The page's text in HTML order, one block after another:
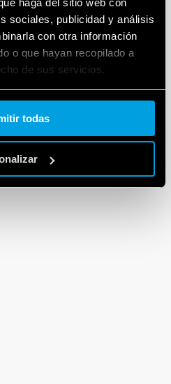
haga del sitio web con
sociales, publicidad y análisis
con otra información
o que hayan recopilado a
de sus servicios.
todas